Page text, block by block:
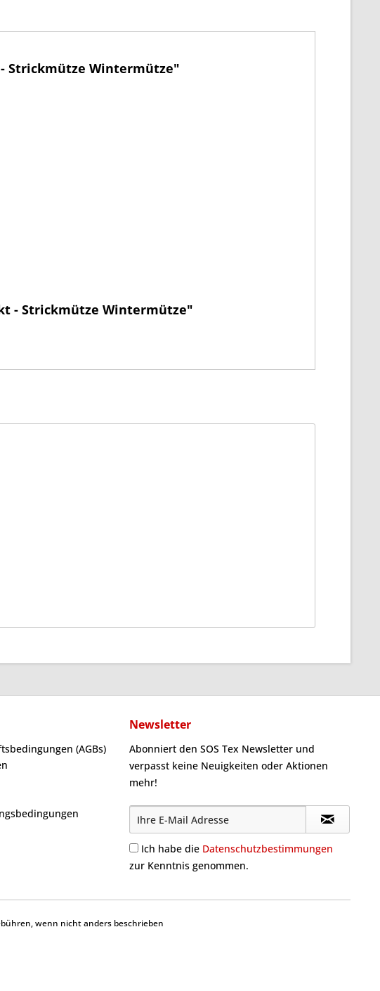
Strickmütze Wintermütze"
- Strickmütze Wintermütze"
(AGBs)
Newsletter
Abonniert den SOS Tex Newsletter und
verpasst keine Neuigkeiten oder Aktionen
mehr!
Ich habe die Datenschutzbestimmungen
zur Kenntnis genommen.
wenn nicht anders beschrieben